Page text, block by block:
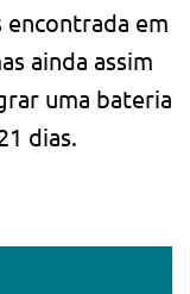
encontrada em
ainda assim
uma bateria
dias.